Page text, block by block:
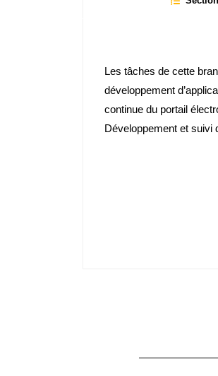
Les tâches de cette
développement
continue du portail
Développement et suivi